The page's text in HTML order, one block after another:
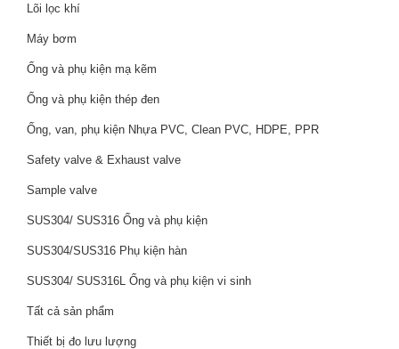
Lõi lọc khí
Máy bơm
Ống và phụ kiện mạ kẽm
Ống và phụ kiện thép đen
Ống, van, phụ kiện Nhựa PVC, Clean PVC, HDPE, PPR
Safety valve & Exhaust valve
Sample valve
SUS304/ SUS316 Ống và phụ kiện
SUS304/SUS316 Phụ kiện hàn
SUS304/ SUS316L Ống và phụ kiện vi sinh
Tất cả sản phẩm
Thiết bị đo lưu lượng